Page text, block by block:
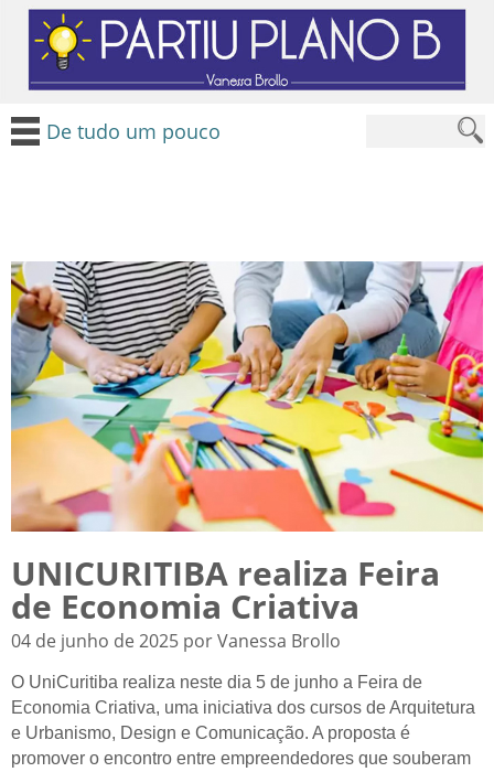
De tudo um pouco
UNICURITIBA realiza Feira
de Economia Criativa
04 de junho de 2025 por Vanessa Brollo
O UniCuritiba realiza neste dia 5 de junho a Feira de
Economia Criativa, uma iniciativa dos cursos de Arquitetura
e Urbanismo, Design e Comunicação. A proposta é
promover o encontro entre empreendedores que souberam